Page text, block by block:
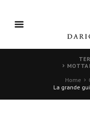
MOTTA
Home
La grande